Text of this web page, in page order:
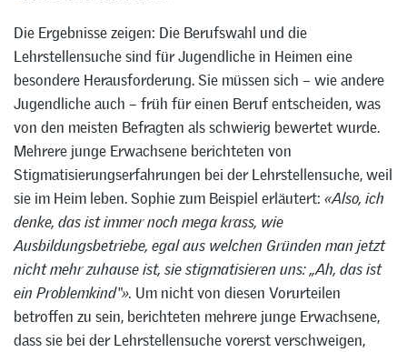
Die Ergebnisse zeigen: Die Berufswahl und die
Lehrstellensuche sind für Jugendliche in Heimen eine
besondere Herausforderung. Sie müssen sich – wie andere
Jugendliche auch – früh für einen Beruf entscheiden, was
von den meisten Befragten als schwierig bewertet wurde.
Mehrere junge Erwachsene berichteten von
Stigmatisierungserfahrungen bei der Lehrstellensuche, weil
sie im Heim leben. Sophie zum Beispiel erläutert: «Also, ich
denke, das ist immer noch mega krass, wie
Ausbildungsbetriebe, egal aus welchen Gründen man jetzt
nicht mehr zuhause ist, sie stigmatisieren uns: „Ah, das ist
ein Problemkind“». Um nicht von diesen Vorurteilen
betroffen zu sein, berichteten mehrere junge Erwachsene,
dass sie bei der Lehrstellensuche vorerst verschweigen,